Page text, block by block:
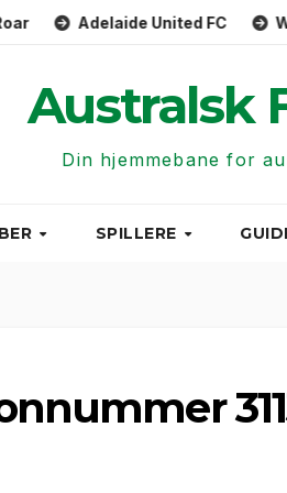
Adelaide United FC Western
Australsk
Din hjemmebane for
SPILLERE